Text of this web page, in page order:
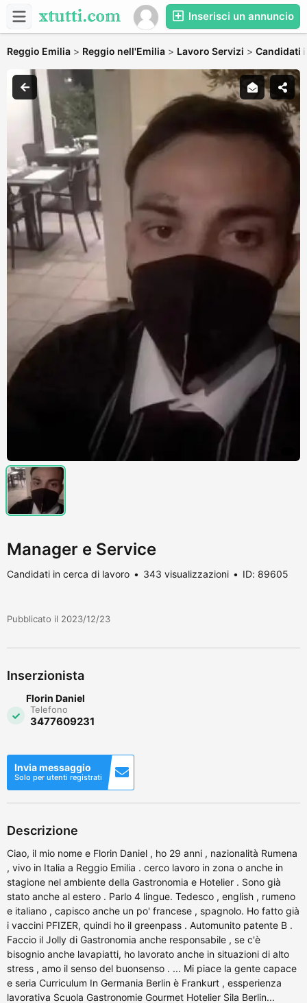
Inserisci un annuncio
Reggio Emilia > Reggio nell'Emilia > Lavoro Servizi > Candidati
Manager e Service
Candidati in cerca di lavoro 343 visualizzazioni ID: 89605
Pubblicato il 2023/12/23
Inserzionista
Florin Daniel
Telefono
3477609231
Invia messaggio
Solo per utenti registrati
Descrizione
Ciao, il mio nome e Florin Daniel , ho 29 anni , nazionalità Rumena
, vivo in Italia a Reggio Emilia . cerco lavoro in zona o anche in
stagione nel ambiente della Gastronomia e Hotelier . Sono già
stato anche al estero . Parlo 4 lingue. Tedesco , english , rumeno
e italiano , capisco anche un po' francese , spagnolo. Ho fatto già
i vaccini PFIZER, quindi ho il greenpass . Automunito patente B .
Faccio il Jolly di Gastronomia anche responsabile , se c'è
bisognio anche lavapiatti, ho lavorato anche in situazioni di alto
stress , amo il senso del buonsenso . ... Mi piace la gente capace
e seria Curriculum In Germania Berlin è Frankurt , essperienza
lavorativa Scuola Gastronomie Gourmet Hotelier Sila Berlin...